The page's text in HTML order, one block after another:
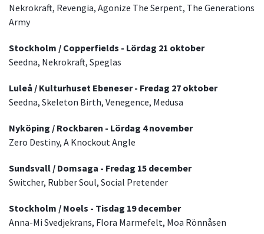
Nekrokraft, Revengia, Agonize The Serpent, The Generations
Army
Stockholm / Copperfields - Lördag 21 oktober
Seedna, Nekrokraft, Speglas
Luleå / Kulturhuset Ebeneser - Fredag 27 oktober
Seedna, Skeleton Birth, Venegence, Medusa
Nyköping / Rockbaren - Lördag 4 november
Zero Destiny, A Knockout Angle
Sundsvall / Domsaga - Fredag 15 december
Switcher, Rubber Soul, Social Pretender
Stockholm / Noels - Tisdag 19 december
Anna-Mi Svedjekrans, Flora Marmefelt, Moa Rönnåsen